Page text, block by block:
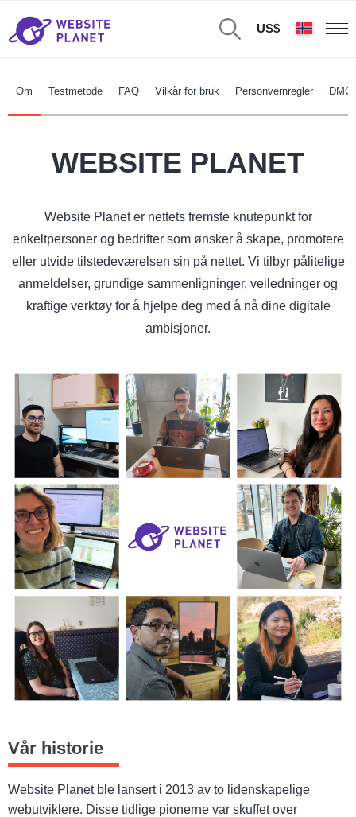
US$
Om Testmetode FAQ Vilkår for bruk Personvernregler
WEBSITE PLANET
Website Planet er nettets fremste knutepunkt for
enkeltpersoner og bedrifter som ønsker å skape, promotere
eller utvide tilstedeværelsen sin på nettet. Vi tilbyr pålitelige
anmeldelser, grundige sammenligninger, veiledninger og
kraftige verktøy for å hjelpe deg med å nå dine digitale
ambisjoner.
Vår historie
Website Planet ble lansert i 2013 av to lidenskapelige
webutviklere. Disse tidlige pionerne var skuffet over